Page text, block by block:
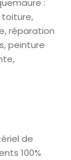
:
toiture,
réparation
peinture
de
100%